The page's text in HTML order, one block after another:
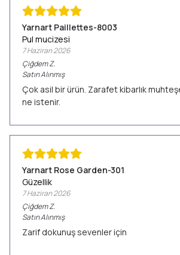
Yarnart Paillettes-8003
Pul mucizesi
7 Haziran 2026
ÇiğdemZ.
Satın Alınmış
Çok asil bir ürün. Zarafet kibarlık
ne istenir.
Yarnart Rose Garden-301
Güzellik
7 Haziran 2026
ÇiğdemZ.
Satın Alınmış
Zarif dokunuş sevenler için